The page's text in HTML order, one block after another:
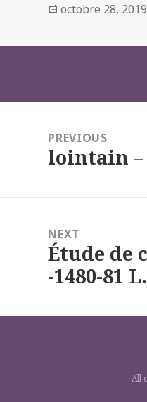
Posted
octobre 28, 2019
l’article
PREVIOUS
Previous
lointain –
NEXT
Next
post:
Étude de
-1480-81
All